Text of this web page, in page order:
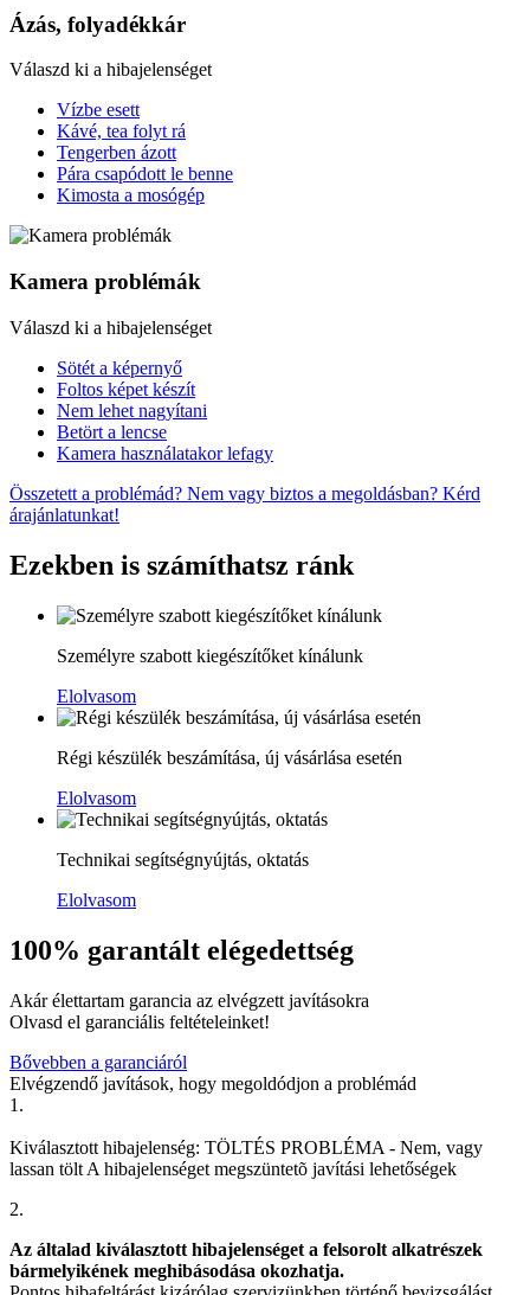
Ázás, folyadékkár
Válaszd ki a hibajelenséget
Vízbe esett
Kávé, tea folyt rá
Tengerben ázott
Pára csapódott le benne
Kimosta a mosógép
Kamera problémák
Válaszd ki a hibajelenséget
Sötét a képernyő
Foltos képet készít
Nem lehet nagyítani
Betört a lencse
Kamera használatakor lefagy
Összetett a problémád? Nem vagy biztos a megoldásban? Kérd
árajánlatunkat!
Ezekben is számíthatsz ránk
Személyre szabott kiegészítőket kínálunk
Elolvasom
Régi készülék beszámítása, új vásárlása esetén
Elolvasom
Technikai segítségnyújtás, oktatás
Elolvasom
100% garantált elégedettség
Akár élettartam garancia az elvégzett javításokra
Olvasd el garanciális feltételeinket!
Bővebben a garanciáról
Elvégzendő javítások, hogy megoldódjon a problémád
1.
Kiválasztott hibajelenség: TÖLTÉS PROBLÉMA - Nem, vagy
lassan tölt A hibajelenséget megszüntetõ javítási lehetőségek
2.
Az általad kiválasztott hibajelenséget a felsorolt alkatrészek
bármelyikének meghibásodása okozhatja.